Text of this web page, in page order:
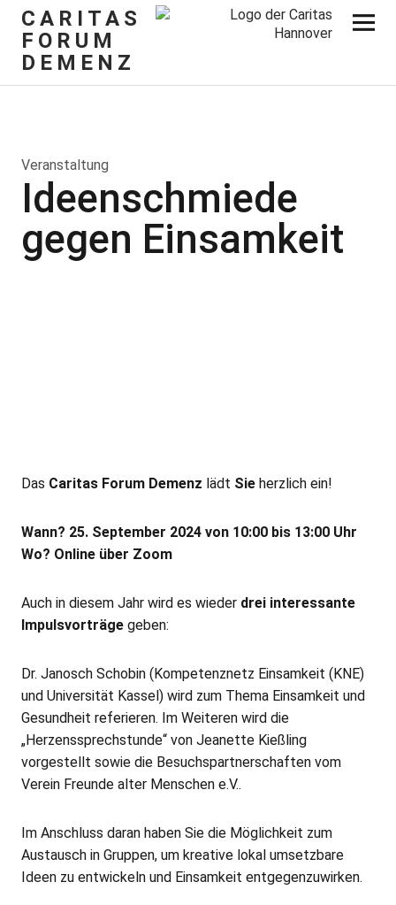
CARITAS
FORUM
DEMENZ
Veranstaltung
Ideenschmiede
gegen Einsamkeit
Das Caritas Forum Demenz lädt Sieherzlich ein!
Wann? 25. September 2024 von 10:00 bis 13:00 Uhr
Wo? Online über Zoom
Auch in diesem Jahr wird es wieder drei interessante
Impulsvorträge geben:
Dr. Janosch Schobin (Kompetenznetz Einsamkeit (KNE)
und Universität Kassel) wird zum Thema Einsamkeit und
Gesundheit referieren. Im Weiteren wird die
„Herzenssprechstunde“ von Jeanette Kießling
vorgestellt sowie die Besuchspartnerschaften vom
Verein Freunde alter Menschen e.V..
Im Anschluss daran haben Sie die Möglichkeit zum
Austausch in Gruppen, um kreative lokal umsetzbare
Ideen zu entwickeln und Einsamkeit entgegenzuwirken.